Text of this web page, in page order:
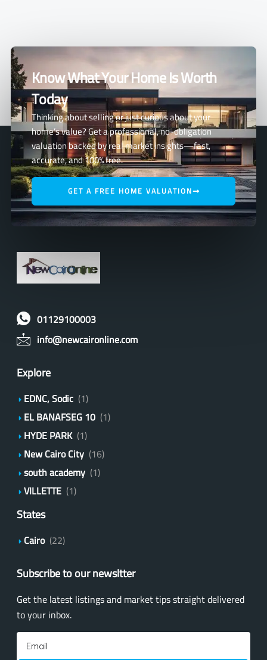
Know What Your Home Is Worth
Today
Thinking about selling or just curious about your
home’s value? Get a professional, no-obligation
valuation backed by real market insights—fast,
accurate, and 100% free.
GET A FREE HOME VALUATION
01129100003
info@newcaironline.com
Explore
EDNC, Sodic (1)
EL BANAFSEG 10 (1)
HYDE PARK (1)
New Cairo City (16)
south academy (1)
VILLETTE (1)
States
Cairo (22)
Subscribe to our newsltter
Get the latest listings and market tips straight delivered
to your inbox.